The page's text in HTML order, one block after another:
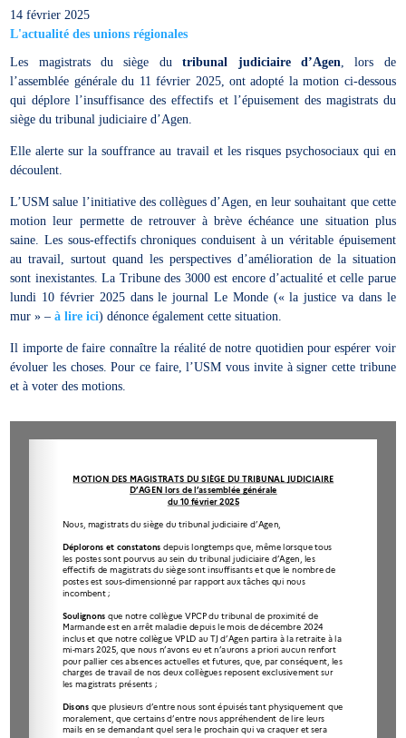
14 février 2025
L'actualité des unions régionales
Les magistrats du siège dutribunal judiciaire d’Agen , lors de
l’assemblée générale du 11 février 2025, ont adopté la motion ci-dessous
qui déplore l’insuffisance des effectifs et l’épuisement des magistrats du
siège du tribunal judiciaire d’Agen.
Elle alerte sur la souffrance au travail et les risques psychosociaux qui en
découlent.
L’USM salue l’initiative des collègues d’Agen, en leur souhaitant que cette
motion leur permette de retrouver à brève échéance une situation plus
saine. Les sous-effectifs chroniques conduisent à un véritable épuisement
au travail, surtout quand les perspectives d’amélioration de la situation
sont inexistantes. La Tribune des 3000 est encore d’actualité et celle parue
lundi 10 février 2025 dans le journal Le Monde (« la justice va dans le
mur » –à lire ici) dénonce également cette situation.
Il importe de faire connaître la réalité de notre quotidien pour espérer voir
évoluer les choses. Pour ce faire, l’USM vous invite à signer cette tribune
et à voter des motions.